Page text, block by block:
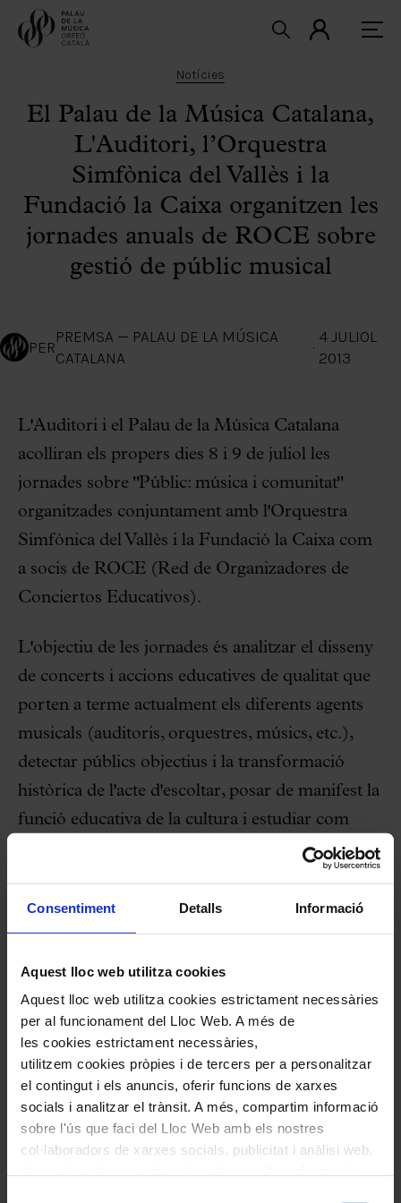
Consentiment Detalls Informació
Aquest lloc web utilitza cookies
Aquest lloc web utilitza cookies estrictament necessàries
per al funcionament del Lloc Web. A més de
les cookies estrictament necessàries,
utilitzem cookies pròpies i de tercers per a personalitzar
el contingut i els anuncis, oferir funcions de xarxes
socials i analitzar el trànsit. A més, compartim informació
sobre l'ús que faci del Lloc Web amb els nostres
col·laboradors de xarxes socials, publicitat i anàlisi web,
Notícies
El Palau de la Música Catalana,
L'Auditori, l’Orquestra
Simfònica del Vallès i la
Fundació la Caixa organitzen les
jornades anuals de ROCE sobre
gestió de públic musical
PER
PREMSA — PALAU DE LA MÚSICA
CATALANA
·
4 JULIOL
2013
L'Auditori i el Palau de la Música Catalana
acolliran els propers dies 8 i 9 de juliol les
jornades sobre "Públic: música i comunitat"
organitzades conjuntament amb l'Orquestra
Simfònica del Vallès i la Fundació la Caixa com
a socis de ROCE (Red de Organizadores de
Conciertos Educativos).
L'objectiu de les jornades és analitzar el disseny
de concerts i accions educatives de qualitat que
porten a terme actualment els diferents agents
musicals (auditoris, orquestres, músics, etc.),
detectar públics objectius i la transformació
històrica de l'acte d'escoltar, posar de manifest la
funció educativa de la cultura i estudiar com
construir iniciatives vàlides per a les necessitats
A la jornada del 8 de juliol a L'Auditori
Garrigosa; el director de l'àrea de cultura de la
Fundació la Caixa, Ignasi Miró; el director del
Palau de la Música Catalana, Joan Oller; la
coordinadora de l'àrea de públics de música de
la Generalitat, Sílvia Duran; el director del
Mercat de les Flors, Cesc Casadesús; i el gerent
del MACBA, Joan Abellà, entre d'altres.